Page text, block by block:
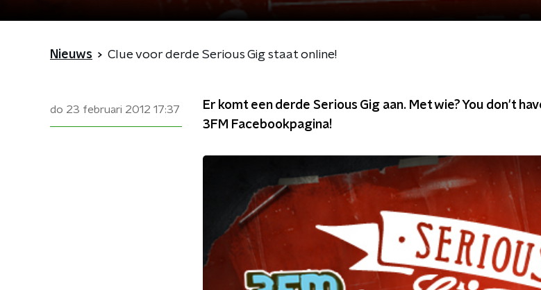
Nieuws Clue voor derde Serious Gig staat online!
do 23 februari 2012 17:37
Er komt een derde Serious Gig aan. Met wie? You don't
3FM Facebookpagina!